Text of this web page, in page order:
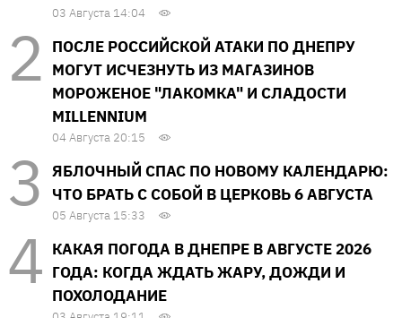
03 Августа 14:04
ПОСЛЕ РОССИЙСКОЙ АТАКИ ПО ДНЕПРУ
МОГУТ ИСЧЕЗНУТЬ ИЗ МАГАЗИНОВ
МОРОЖЕНОЕ "ЛАКОМКА" И СЛАДОСТИ
MILLENNIUM
04 Августа 20:15
ЯБЛОЧНЫЙ СПАС ПО НОВОМУ КАЛЕНДАРЮ:
ЧТО БРАТЬ С СОБОЙ В ЦЕРКОВЬ 6 АВГУСТА
05 Августа 15:33
КАКАЯ ПОГОДА В ДНЕПРЕ В АВГУСТЕ 2026
ГОДА: КОГДА ЖДАТЬ ЖАРУ, ДОЖДИ И
ПОХОЛОДАНИЕ